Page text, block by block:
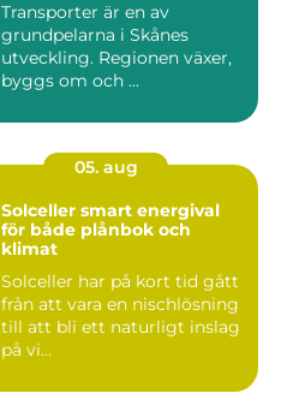
Transporter är en av
grundpelarna i Skånes
utveckling. Regionen växer,
byggs om och ...
05. aug
Solceller smart energival
för både plånbok och
klimat
Solceller har på kort tid gått
från att vara en nischlösning
till att bli ett naturligt inslag
på vi...